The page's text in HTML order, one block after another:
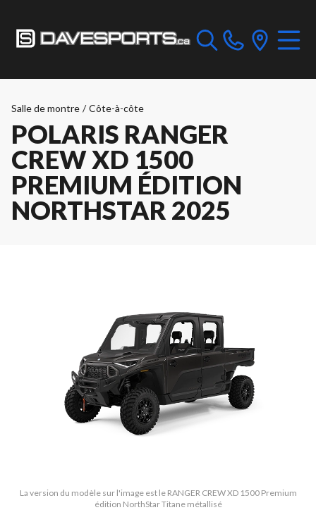
Salle de montre / Côte-à-côte
POLARIS RANGER
CREW XD 1500
PREMIUM ÉDITION
NORTHSTAR 2025
La version du modèle sur l'image est le RANGER CREW XD 1500 Premium
édition NorthStar Titane métallisé